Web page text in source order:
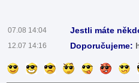
07.08 14:04 Jestli máte
12.07 14:16 Doporučujeme: